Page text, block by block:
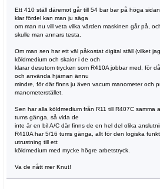
Ett 410 ställ däremot går till 54 bar bar på höga
klar fördel kan man ju säga
om man nu vill veta vilka värden maskinen går på,
skulle man annars testa.
Om man sen har ett väl påkostat digital ställ (vilket
köldmedium och skalor i de och
klarar desutom trycken som R410A jobbar med, för
och använda hjärnan ännu
mindre, för där finns ju även vacum manometer och
manometerstället.
Sen har alla köldmedium från R11 till R407C samma
tums gänga, så vida de
inte är en bil A/C där finns de en hel del olika
R410A har 5/16 tums gänga, allt för den logiska
utrustning till ett
köldmedium med mycke högre arbetstryck.
Va de nått mer Knut!